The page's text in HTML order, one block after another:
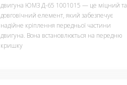
двигуна ЮМЗ Д-65 1001015 — це міцний та
довговічний елемент, який забезпечує
надійне кріплення передньої частини
двигуна. Вона встановлюється на передню
кришку